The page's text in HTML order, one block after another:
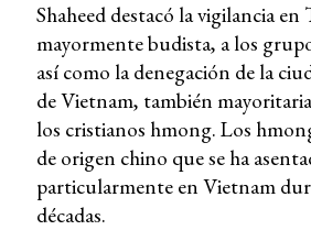
Shaheed destacó la vigilancia en
mayormente budista, a los
así como la denegación de la
de Vietnam, también
los cristianos hmong. Los
de origen chino que se ha
particularmente en Vietnam
décadas.